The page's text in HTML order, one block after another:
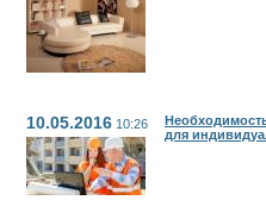
10.05.201610:26
для